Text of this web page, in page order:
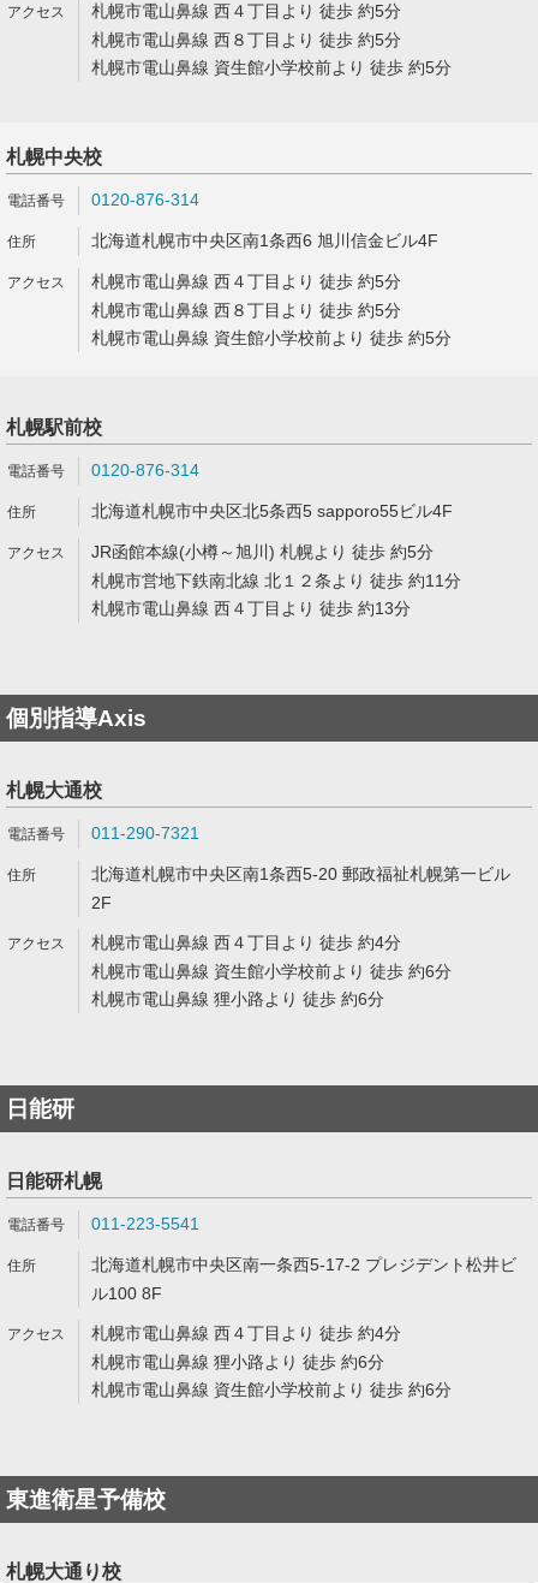
札幌市電山鼻線 西４丁目より 徒歩 約5分
札幌市電山鼻線 西８丁目より 徒歩 約5分
札幌市電山鼻線 資生館小学校前より 徒歩 約5分
札幌中央校
0120-876-314
北海道札幌市中央区南1条西6 旭川信金ビル4F
札幌市電山鼻線 西４丁目より 徒歩 約5分
札幌市電山鼻線 西８丁目より 徒歩 約5分
札幌市電山鼻線 資生館小学校前より 徒歩 約5分
札幌駅前校
0120-876-314
北海道札幌市中央区北5条西5 sapporo55ビル4F
JR函館本線(小樽～旭川) 札幌より 徒歩 約5分
札幌市営地下鉄南北線 北１２条より 徒歩 約11分
札幌市電山鼻線 西４丁目より 徒歩 約13分
個別指導Axis
札幌大通校
011-290-7321
北海道札幌市中央区南1条西5-20 郵政福祉札幌第一ビル
2F
札幌市電山鼻線 西４丁目より 徒歩 約4分
札幌市電山鼻線 資生館小学校前より 徒歩 約6分
札幌市電山鼻線 狸小路より 徒歩 約6分
日能研
日能研札幌
011-223-5541
北海道札幌市中央区南一条西5-17-2 プレジデント松井ビ
ル100 8F
札幌市電山鼻線 西４丁目より 徒歩 約4分
札幌市電山鼻線 狸小路より 徒歩 約6分
札幌市電山鼻線 資生館小学校前より 徒歩 約6分
東進衛星予備校
札幌大通り校